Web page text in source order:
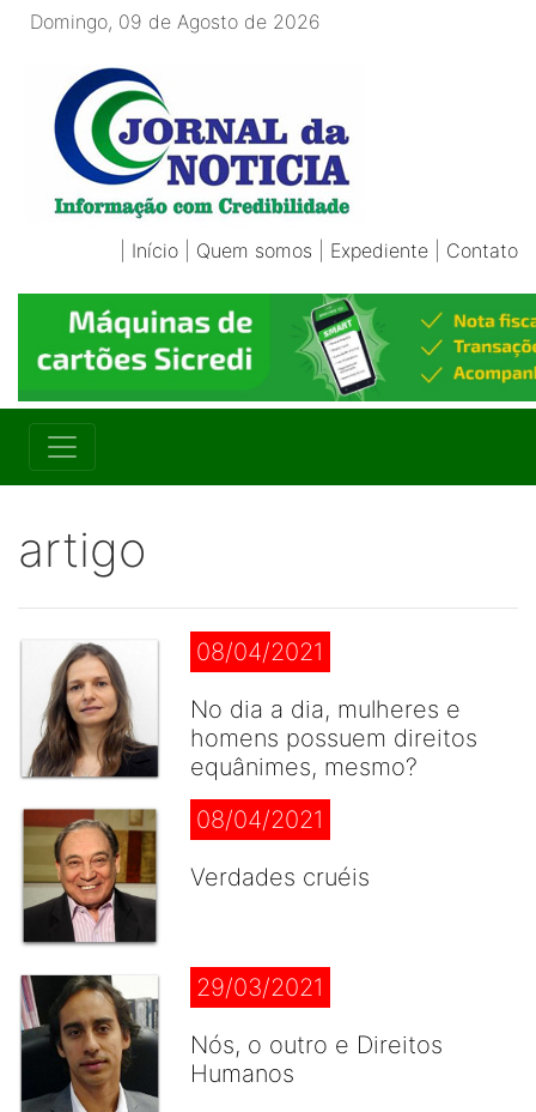
Domingo, 09 de Agosto de 2026
Início Quem somos Expediente Contato
artigo
08/04/2021
No dia a dia, mulheres e
homens possuem direitos
equânimes, mesmo?
08/04/2021
Verdades cruéis
29/03/2021
Nós, o outro e Direitos
Humanos